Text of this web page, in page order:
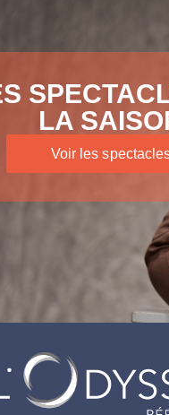
LA
Voir les